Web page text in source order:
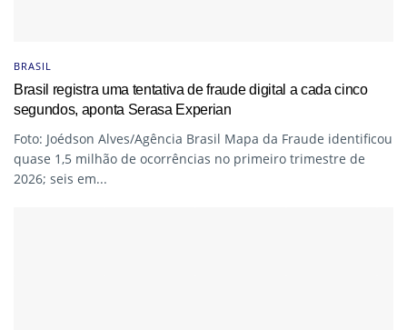
BRASIL
Brasil registra uma tentativa de fraude digital a cada cinco
segundos, aponta Serasa Experian
Foto: Joédson Alves/Agência Brasil Mapa da Fraude identificou
quase 1,5 milhão de ocorrências no primeiro trimestre de
2026; seis em...